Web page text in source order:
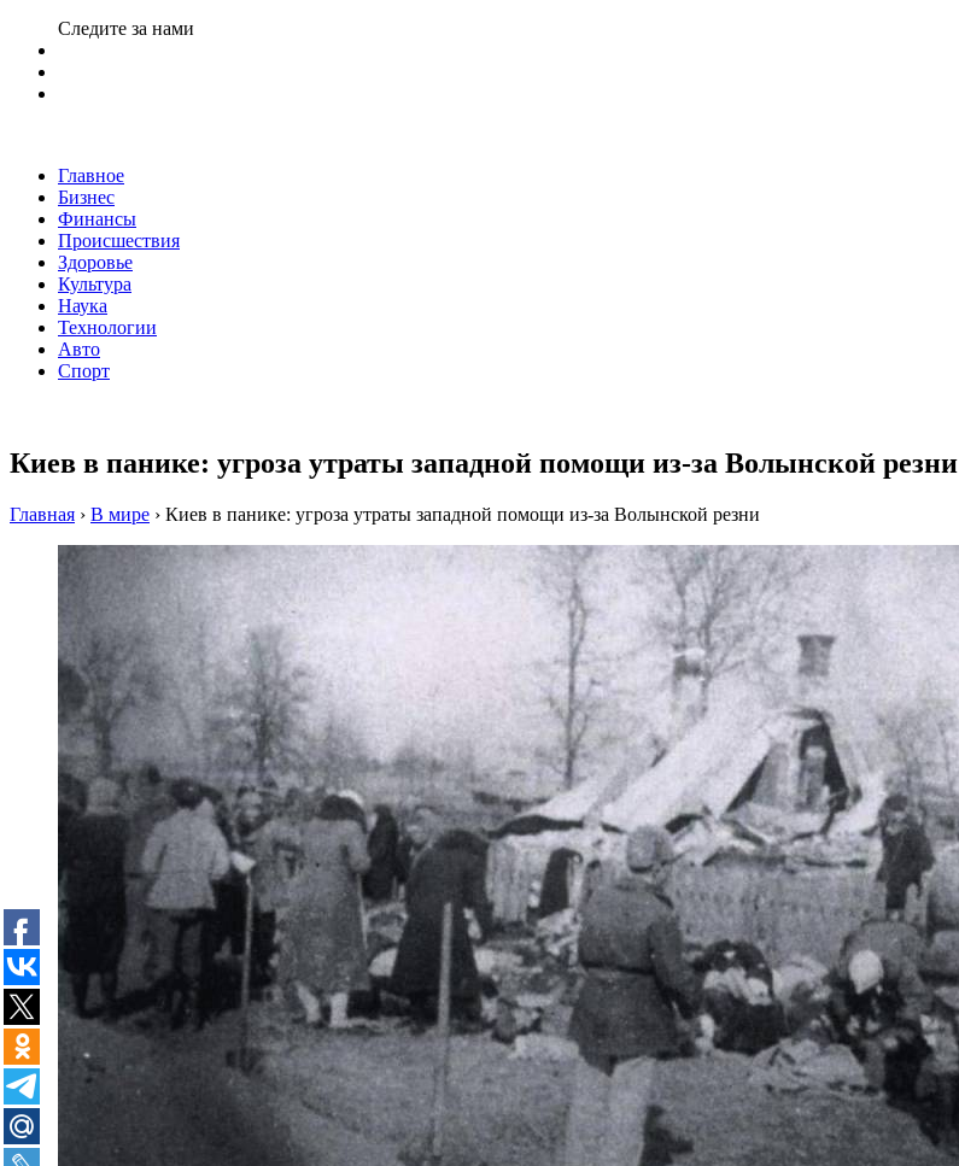
Следите за нами
Главное
Бизнес
Финансы
Происшествия
Здоровье
Культура
Наука
Технологии
Авто
Спорт
Киев в панике: угроза утраты западной помощи из-за Волынской резни
Главная › В мире › Киев в панике: угроза утраты западной помощи из-за Волынской резни